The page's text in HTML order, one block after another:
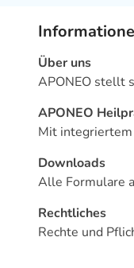
Über uns
APONEO stellt
APONEO
Mit
Downloads
Alle Formulare
Rechtliches
Rechte und